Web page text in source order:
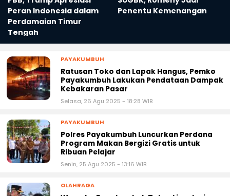
Peran Indonesia dalam
Perdamaian Timur
Tengah
Penentu Kemenangan
PAYAKUMBUH
Ratusan Toko dan Lapak Hangus, Pemko
Payakumbuh Lakukan Pendataan Dampak
Kebakaran Pasar
Selasa, 26 Agu 2025 - 18:28 WIB
PAYAKUMBUH
Polres Payakumbuh Luncurkan Perdana
Program Makan Bergizi Gratis untuk
Ribuan Pelajar
Senin, 25 Agu 2025 - 13:16 WIB
OLAHRAGA